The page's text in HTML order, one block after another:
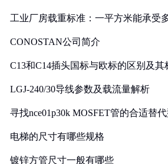
工业厂房载重标准：一平方米能承受
CONOSTAN公司简介
C13和C14插头国标与欧标的区别及其
LGJ-240/30导线参数及载流量解析
寻找nce01p30k MOSFET管的合适替
电梯的尺寸有哪些规格
镀锌方管尺寸一般有哪些